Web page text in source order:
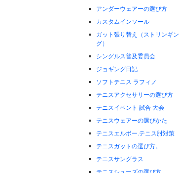
アンダーウェアーの選び方
カスタムインソール
ガット張り替え（ストリンギン
グ）
シングルス普及委員会
ジョギング日記
ソフトテニス ラフィノ
テニスアクセサリーの選び方
テニスイベント 試合 大会
テニスウェアーの選びかた
テニスエルボー.テニス肘対策
テニスガットの選び方。
テニスサングラス
テニスシューズの選び方